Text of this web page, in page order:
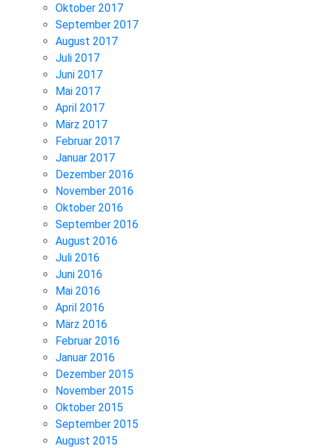
Oktober 2017
September 2017
August 2017
Juli 2017
Juni 2017
Mai 2017
April 2017
März 2017
Februar 2017
Januar 2017
Dezember 2016
November 2016
Oktober 2016
September 2016
August 2016
Juli 2016
Juni 2016
Mai 2016
April 2016
März 2016
Februar 2016
Januar 2016
Dezember 2015
November 2015
Oktober 2015
September 2015
August 2015